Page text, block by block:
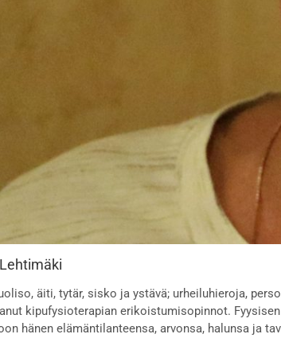
äiti, tytär, sisko ja ystävä; urheiluhieroja,
kipufysioterapian erikoistumisopinnot.
hänen elämäntilanteensa, arvonsa, halunsa ja